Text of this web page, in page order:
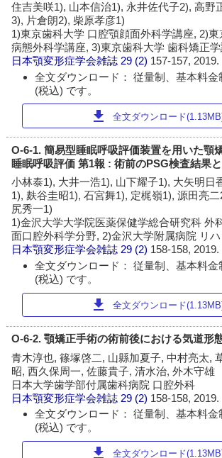
住吉美咲1), 山本信治1), 永井佐代子2), 高野
3), 片倉朗2), 柴原孝彦1)
1)東京歯科大学 口腔顎顔面外科学講座, 2)
病態外科学講座, 3)東京歯科大学 歯科矯正
日本顎変形症学会雑誌 29 (2) 157-157, 2019.
全文ダウンロード： 従量制、基本料金
(税込) です。
download 全文ダウンロード
O-6-1. 簡易型睡眠呼吸評価装置を用いた顎
睡眠呼吸評価 第1報 : 術前のPSG検査結果
小林泰1), 大井一浩1), 山下耀子1), 大矢明日
1), 麸谷圭昭1), 石宮舞1), 定梶嶺1), 源田亮二
尻秀一1)
1)金沢大学大学院医薬保健学総合研究科 外
面口腔外科学分野, 2)金沢大学附属病院 リ
日本顎変形症学会雑誌 29 (2) 158-158, 2019.
全文ダウンロード： 従量制、基本料金
(税込) です。
download 全文ダウンロード
O-6-2. 顎矯正手術の術前後における気道形
青木淳也, 篠塚啓二, 山縣加夏子, 中村亮太,
昭, 西久保周一, 佐藤貴子, 清水治, 外木守雄
日本大学歯学部付属歯科病院 口腔外科
日本顎変形症学会雑誌 29 (2) 158-158, 2019.
全文ダウンロード： 従量制、基本料金
(税込) です。
download 全文ダウンロード